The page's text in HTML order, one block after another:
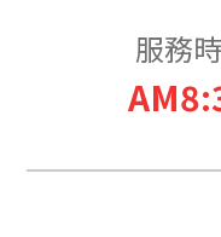
服務